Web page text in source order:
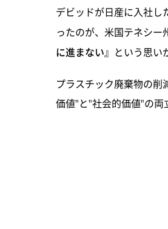
デビッドが日産に入社し
ったのが、米国テネシー
に進まない』 という思い
プラスチック廃棄物の削
価値"と"社会的価値"の両